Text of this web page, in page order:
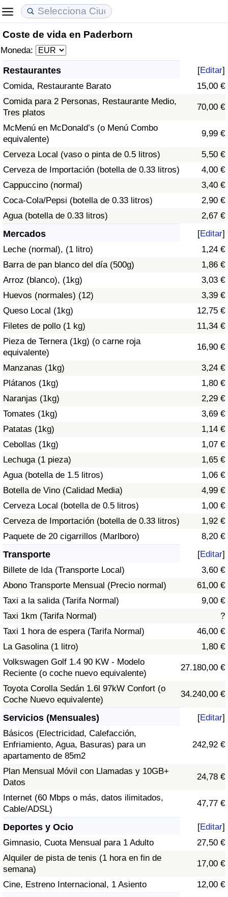
Coste de vida en Paderborn
Moneda:
Restaurantes [Editar]
Comida, Restaurante Barato
15,00 €
Comida para 2 Personas, Restaurante Medio,
Tres platos
70,00 €
McMenú en McDonald’s (o Menú Combo
equivalente)
9,99 €
Cerveza Local (vaso o pinta de 0.5 litros)
5,50 €
Cerveza de Importación (botella de 0.33 litros)
4,00 €
Cappuccino (normal)
3,40 €
Coca-Cola/Pepsi (botella de 0.33 litros)
2,90 €
Agua (botella de 0.33 litros)
2,67 €
Mercados [Editar]
Leche (normal), (1 litro)
1,24 €
Barra de pan blanco del día (500g)
1,86 €
Arroz (blanco), (1kg)
3,03 €
Huevos (normales) (12)
3,39 €
Queso Local (1kg)
12,75 €
Filetes de pollo (1 kg)
11,34 €
Pieza de Ternera (1kg) (o carne roja
equivalente)
16,90 €
Manzanas (1kg)
3,24 €
Plátanos (1kg)
1,80 €
Naranjas (1kg)
2,29 €
Tomates (1kg)
3,69 €
Patatas (1kg)
1,14 €
Cebollas (1kg)
1,07 €
Lechuga (1 pieza)
1,65 €
Agua (botella de 1.5 litros)
1,06 €
Botella de Vino (Calidad Media)
4,99 €
Cerveza Local (botella de 0.5 litros)
1,00 €
Cerveza de Importación (botella de 0.33 litros)
1,92 €
Paquete de 20 cigarrillos (Marlboro)
8,20 €
Transporte [Editar]
Billete de Ida (Transporte Local)
3,60 €
Abono Transporte Mensual (Precio normal)
61,00 €
Taxi a la salida (Tarifa Normal)
9,00 €
Taxi 1km (Tarifa Normal)
?
Taxi 1 hora de espera (Tarifa Normal)
46,00 €
La Gasolina (1 litro)
1,80 €
Volkswagen Golf 1.4 90 KW - Modelo
Reciente (o coche nuevo equivalente)
27.180,00 €
Toyota Corolla Sedán 1.6l 97kW Confort (o
Coche Nuevo equivalente)
34.240,00 €
Servicios (Mensuales) [Editar]
Básicos (Electricidad, Calefacción,
Enfriamiento, Agua, Basuras) para un
apartamento de 85m2
242,92 €
Plan Mensual Móvil con Llamadas y 10GB+
Datos
24,78 €
Internet (60 Mbps o más, datos ilimitados,
Cable/ADSL)
47,77 €
Deportes y Ocio [Editar]
Gimnasio, Cuota Mensual para 1 Adulto
27,50 €
Alquiler de pista de tenis (1 hora en fin de
semana)
17,00 €
Cine, Estreno Internacional, 1 Asiento 12,00 €
Coste de vida
Índice de Costo de Vida
Índice de costo de vida por país
en aqaba
Precios de las propiedades
Índice de Precios de Inmuebles
Índice de Precios de Inmuebles por País
Calidad de Vida
Índice de Calidad de Vida (Actual)
Índice de calidad de vida por país
Delincuencia
Calificación del Índice de Criminalidad
(Actual)
Índice de Criminalidad
Índice de criminalidad por país
Sanidad
Índice de Sanidad (Actual)
Índice de Sanidad
Índice de Sanidad por País
Contaminación
Índice de Contaminación (Actual)
Índice de contaminación
Índice de Contaminación por País
Tráfico
Índice de Tráfico
Índice de Tráfico (Actual)
Índice de Tráfico por País